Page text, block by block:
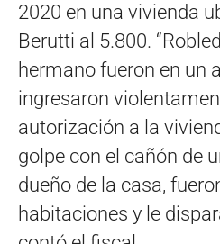
2020 en una vivienda
Berutti al 5.800.
hermano fueron en un
ingresaron
autorización a la
golpe con el cañón de
dueño de la casa,
habitaciones y le